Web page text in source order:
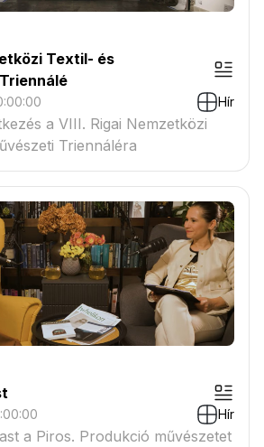
Textil- és
Hír
a VIII. Rigai Nemzetközi
Triennáléra
Hír
a Piros. Produkció művészetet